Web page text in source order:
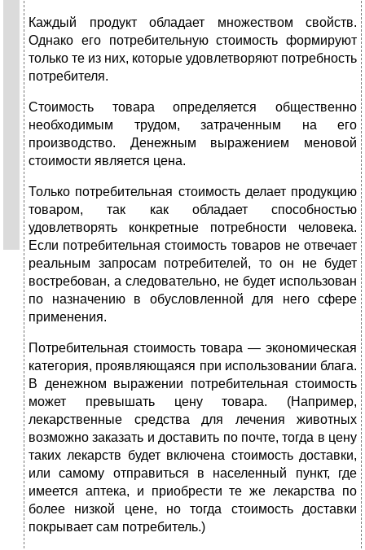
Каждый продукт обладает множеством свойств.
Однако его потребительную стоимость формируют
только те из них, которые удовлетворяют потребность
потребителя.
Стоимость товара определяется общественно
необходимым трудом, затраченным на его
производство. Денежным выражением меновой
стоимости является цена.
Только потребительная стоимость делает продукцию
товаром, так как обладает способностью
удовлетворять конкретные потребности человека.
Если потребительная стоимость товаров не отвечает
реальным запросам потребителей, то он не будет
востребован, а следовательно, не будет использован
по назначению в обусловленной для него сфере
применения.
Потребительная стоимость товара — экономическая
категория, проявляющаяся при использовании блага.
В денежном выражении потребительная стоимость
может превышать цену товара. (Например,
лекарственные средства для лечения животных
возможно заказать и доставить по почте, тогда в цену
таких лекарств будет включена стоимость доставки,
или самому отправиться в населенный пункт, где
имеется аптека, и приобрести те же лекарства по
более низкой цене, но тогда стоимость доставки
покрывает сам потребитель.)